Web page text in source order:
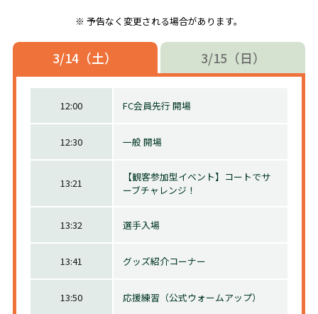
エキサイティングパフォーマーチーム
マーヴェラスによるパフォーマンス
予告なく変更される場合があります。
3/14（土） 3/15（日）
12:00 FC会員先行 開場
12:30 一般 開場
13:21
【観客参加型イベント】コートでサ
ーブチャレンジ！
13:32 選手入場
13:41 グッズ紹介コーナー
13:50 応援練習（公式ウォームアップ）